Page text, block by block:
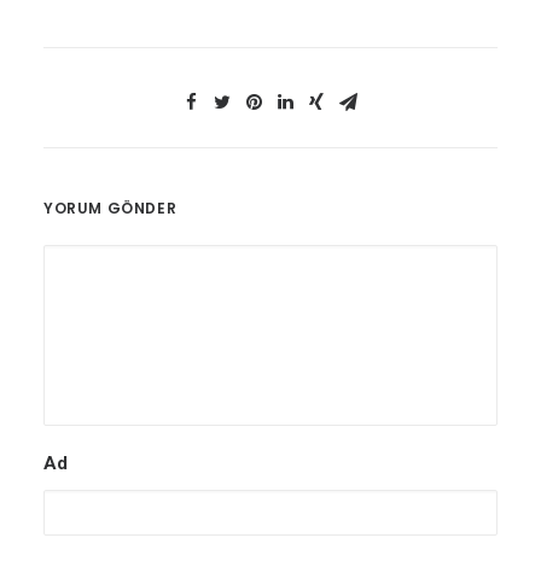
YORUM GÖNDER
Ad